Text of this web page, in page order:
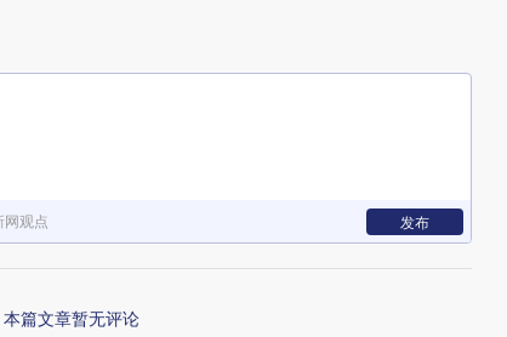
网观点 发布
本篇文章暂无评论